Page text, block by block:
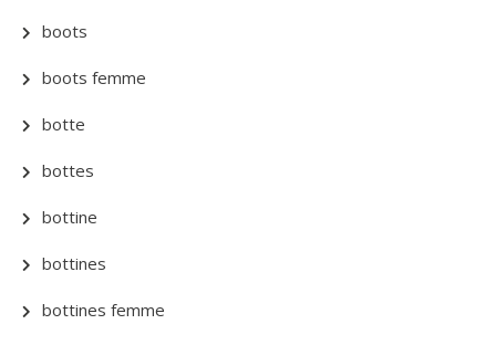
boots
boots femme
botte
bottes
bottine
bottines
bottines femme